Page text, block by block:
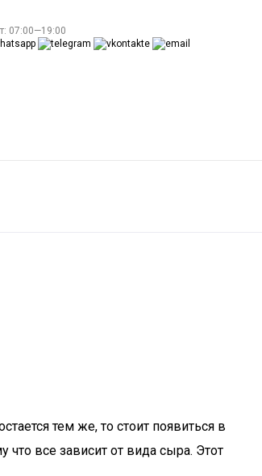
07:00—19:00
тем же, то стоит появиться в
все зависит от вида сыра. Этот